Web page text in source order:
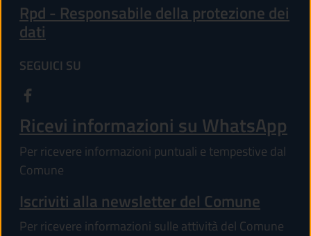
Rpd - Responsabile della protezione dei
dati
SEGUICI SU
Ricevi informazioni su WhatsApp
Per ricevere informazioni puntuali e tempestive dal
Comune
Iscriviti alla newsletter del Comune
Per ricevere informazioni sulle attività del Comune